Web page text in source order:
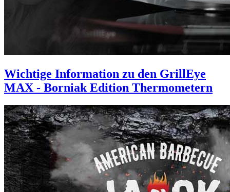
Wichtige Information zu den GrillEye
MAX - Borniak Edition Thermometern